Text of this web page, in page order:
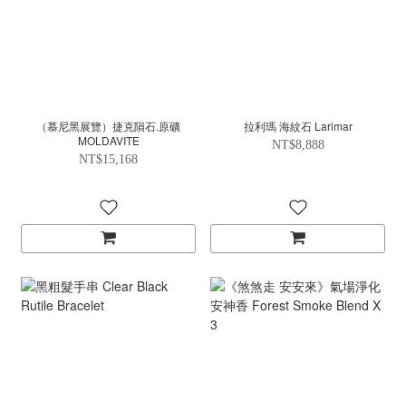
（慕尼黑展覽）捷克隕石.原礦
MOLDAVITE
NT$15,168
拉利瑪 海紋石 Larimar
NT$8,888